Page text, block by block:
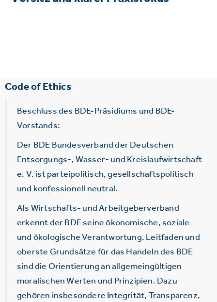
Code of Ethics
Beschluss des BDE-Präsidiums und BDE-
Vorstands:
Der BDE Bundesverband der Deutschen
Entsorgungs-, Wasser- und Kreislaufwirtschaft
e. V. ist parteipolitisch, gesellschaftspolitisch
und konfessionell neutral.
Als Wirtschafts- und Arbeitgeberverband
erkennt der BDE seine ökonomische, soziale
und ökologische Verantwortung. Leitfaden und
oberste Grundsätze für das Handeln des BDE
sind die Orientierung an allgemeingültigen
moralischen Werten und Prinzipien. Dazu
gehören insbesondere Integrität, Transparenz,